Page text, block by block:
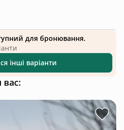
для бронювання.
інші варіанти
вас: